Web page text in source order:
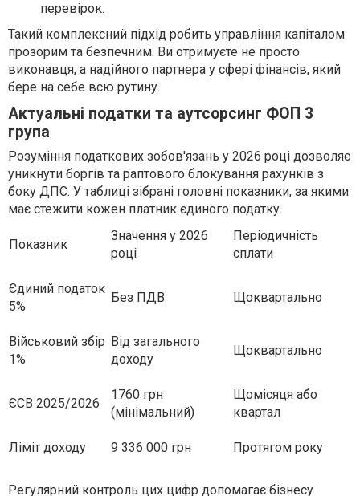
перевірок.
Такий комплексний підхід робить управління капіталом
прозорим та безпечним. Ви отримуєте не просто
виконавця, а надійного партнера у сфері фінансів, який
бере на себе всю рутину.
Актуальні податки та аутсорсинг ФОП 3
група
Розуміння податкових зобов'язань у 2026 році дозволяє
уникнути боргів та раптового блокування рахунків з
боку ДПС. У таблиці зібрані головні показники, за якими
має стежити кожен платник єдиного податку.
Показник
Значення у 2026
році
Періодичність
сплати
Єдиний податок
5%
Без ПДВ Щоквартально
Військовий збір
1%
Від загального
доходу
Щоквартально
ЄСВ 2025/2026
1760 грн
(мінімальний)
Щомісяця або
квартал
Ліміт доходу 9 336 000 грн Протягом року
Регулярний контроль цих цифр допомагає бізнесу